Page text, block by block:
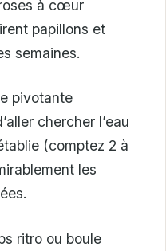
à cœur
papillons et
semaines.
pivotante
chercher l’eau
(comptez 2 à
les
ritro ou boule